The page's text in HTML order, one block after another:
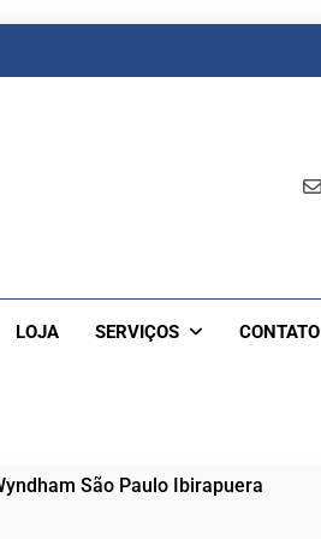
LOJA SERVIÇOS CONTATO
São Paulo Ibirapuera